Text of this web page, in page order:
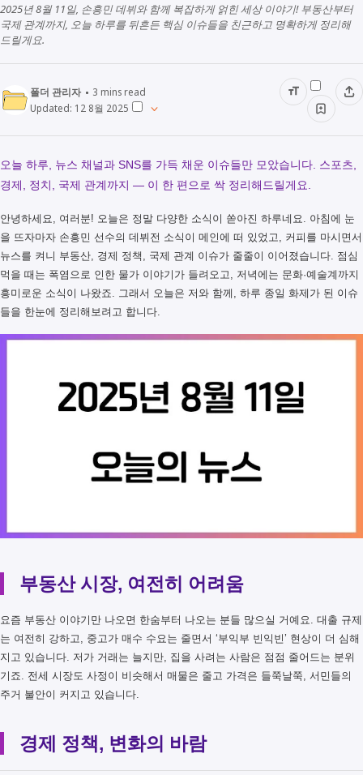
2025년 8월 11일, 손흥민 데뷔와 함께 복잡하게 얽힌 세상 이야기! 부동산부터
국제 관계까지, 오늘 하루를 뒤흔든 핵심 이슈들을 친근하고 명확하게 정리해
드릴게요.
폴더 관리자 3 mins read
Updated: 12 8월 2025
오늘 하루, 뉴스 채널과 SNS를 가득 채운 이슈들만 모았습니다. 스포츠,
경제, 정치, 국제 관계까지 — 이 한 편으로 싹 정리해드릴게요.
안녕하세요, 여러분! 오늘은 정말 다양한 소식이 쏟아진 하루네요. 아침에 눈
을 뜨자마자 손흥민 선수의 데뷔전 소식이 메인에 떠 있었고, 커피를 마시면서
뉴스를 켜니 부동산, 경제 정책, 국제 관계 이슈가 줄줄이 이어졌습니다. 점심
먹을 때는 폭염으로 인한 물가 이야기가 들려오고, 저녁에는 문화·예술계까지
흥미로운 소식이 나왔죠. 그래서 오늘은 저와 함께, 하루 종일 화제가 된 이슈
들을 한눈에 정리해보려고 합니다.
부동산 시장, 여전히 어려움
요즘 부동산 이야기만 나오면 한숨부터 나오는 분들 많으실 거예요. 대출 규제
는 여전히 강하고, 중고가 매수 수요는 줄면서 ‘부익부 빈익빈’ 현상이 더 심해
지고 있습니다. 저가 거래는 늘지만, 집을 사려는 사람은 점점 줄어드는 분위
기죠. 전세 시장도 사정이 비슷해서 매물은 줄고 가격은 들쭉날쭉, 서민들의
주거 불안이 커지고 있습니다.
경제 정책, 변화의 바람